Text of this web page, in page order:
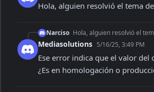
Hola, alguien resolvió el tema
Narciso Hola, alguien resolvió el
Mediasolutions 5/16/25, 3:49 PM
Ese error indica que el valor del
¿Es en homologación o